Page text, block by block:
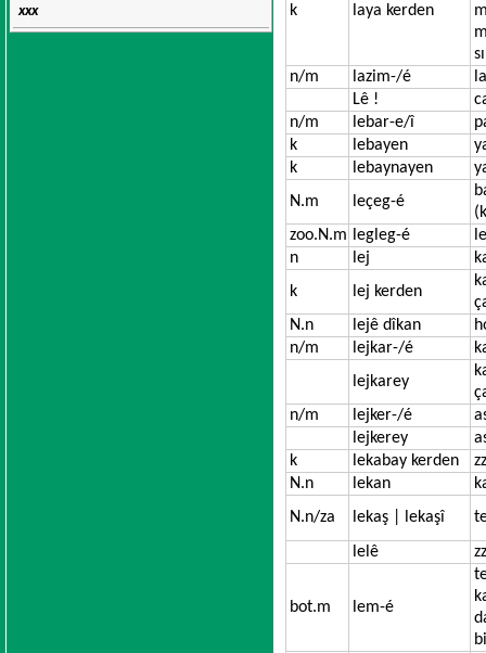
xxx k laya kerden
n/m
lazim-/é
Lê !
n/m
lebar-e/î
k
lebayen
k
lebaynayen
N.m
leçeg-é
zoo.N.m
legleg-é
n
lej
k
lej kerden
N.n
lejê dîkan
n/m
lejkar-/é
lejkarey
n/m
lejker-/é
lejkerey
k
lekabay kerden
N.n
lekan
N.n/za
lekaş | lekaşî
lelê
bot.m lem-é